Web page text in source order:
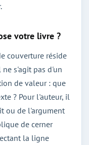
votre livre ?
couverture réside
s'agit pas d'un
de valeur : que
? Pour l'auteur, il
ou de l'argument
de cerner
la ligne